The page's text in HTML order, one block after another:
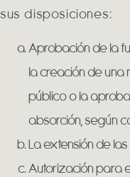
sus disposiciones:
Aprobación de la
la creación de una
público o la
absorción, según
La extensión de
Autorización para